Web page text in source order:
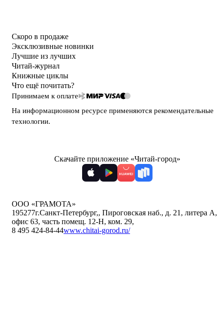
Скоро в продаже
Эксклюзивные новинки
Лучшие из лучших
Читай-журнал
Книжные циклы
Что ещё почитать?
Принимаем к оплате
На информационном ресурсе применяются рекомендательные
технологии.
Скачайте приложение «Читай-город»
ООО «ГРАМОТА»
195277г.Санкт-Петербург,, Пироговская наб., д. 21, литера А,
офис 63, часть помещ. 12-Н, ком. 29,
8 495 424-84-44www.chitai-gorod.ru/